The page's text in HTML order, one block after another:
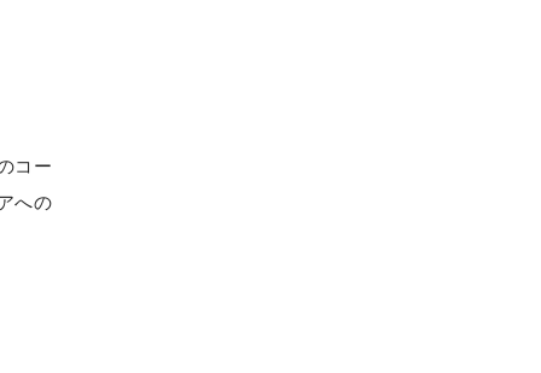
コー
への